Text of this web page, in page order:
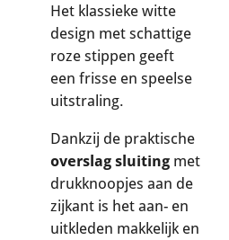
Het klassieke witte
design met schattige
roze stippen geeft
een frisse en speelse
uitstraling.
Dankzij de praktische
overslag sluiting met
drukknoopjes aan de
zijkant is het aan- en
uitkleden makkelijk en